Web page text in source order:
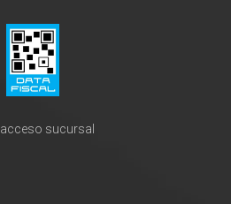
acceso sucursal